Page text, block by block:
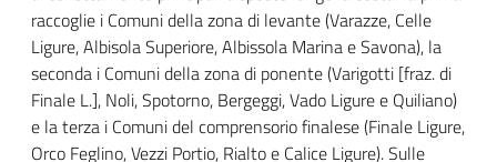
breadcrumbs
italiagov-
page-
title
block-
italiagov-
content
raccoglie i Comuni della zona di levante (Varazze, Celle
Ligure, Albisola Superiore, Albissola Marina e Savona), la
seconda i Comuni della zona di ponente (Varigotti [fraz. di
Finale L.], Noli, Spotorno, Bergeggi, Vado Ligure e Quiliano)
e la terza i Comuni del comprensorio finalese (Finale Ligure,
Orco Feglino, Vezzi Portio, Rialto e Calice Ligure). Sulle